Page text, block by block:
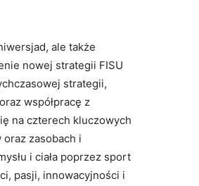
ale także
nowej strategii FISU
strategii,
współpracę z
na czterech kluczowych
zasobach i
i ciała poprzez sport
pasji, innowacyjności i